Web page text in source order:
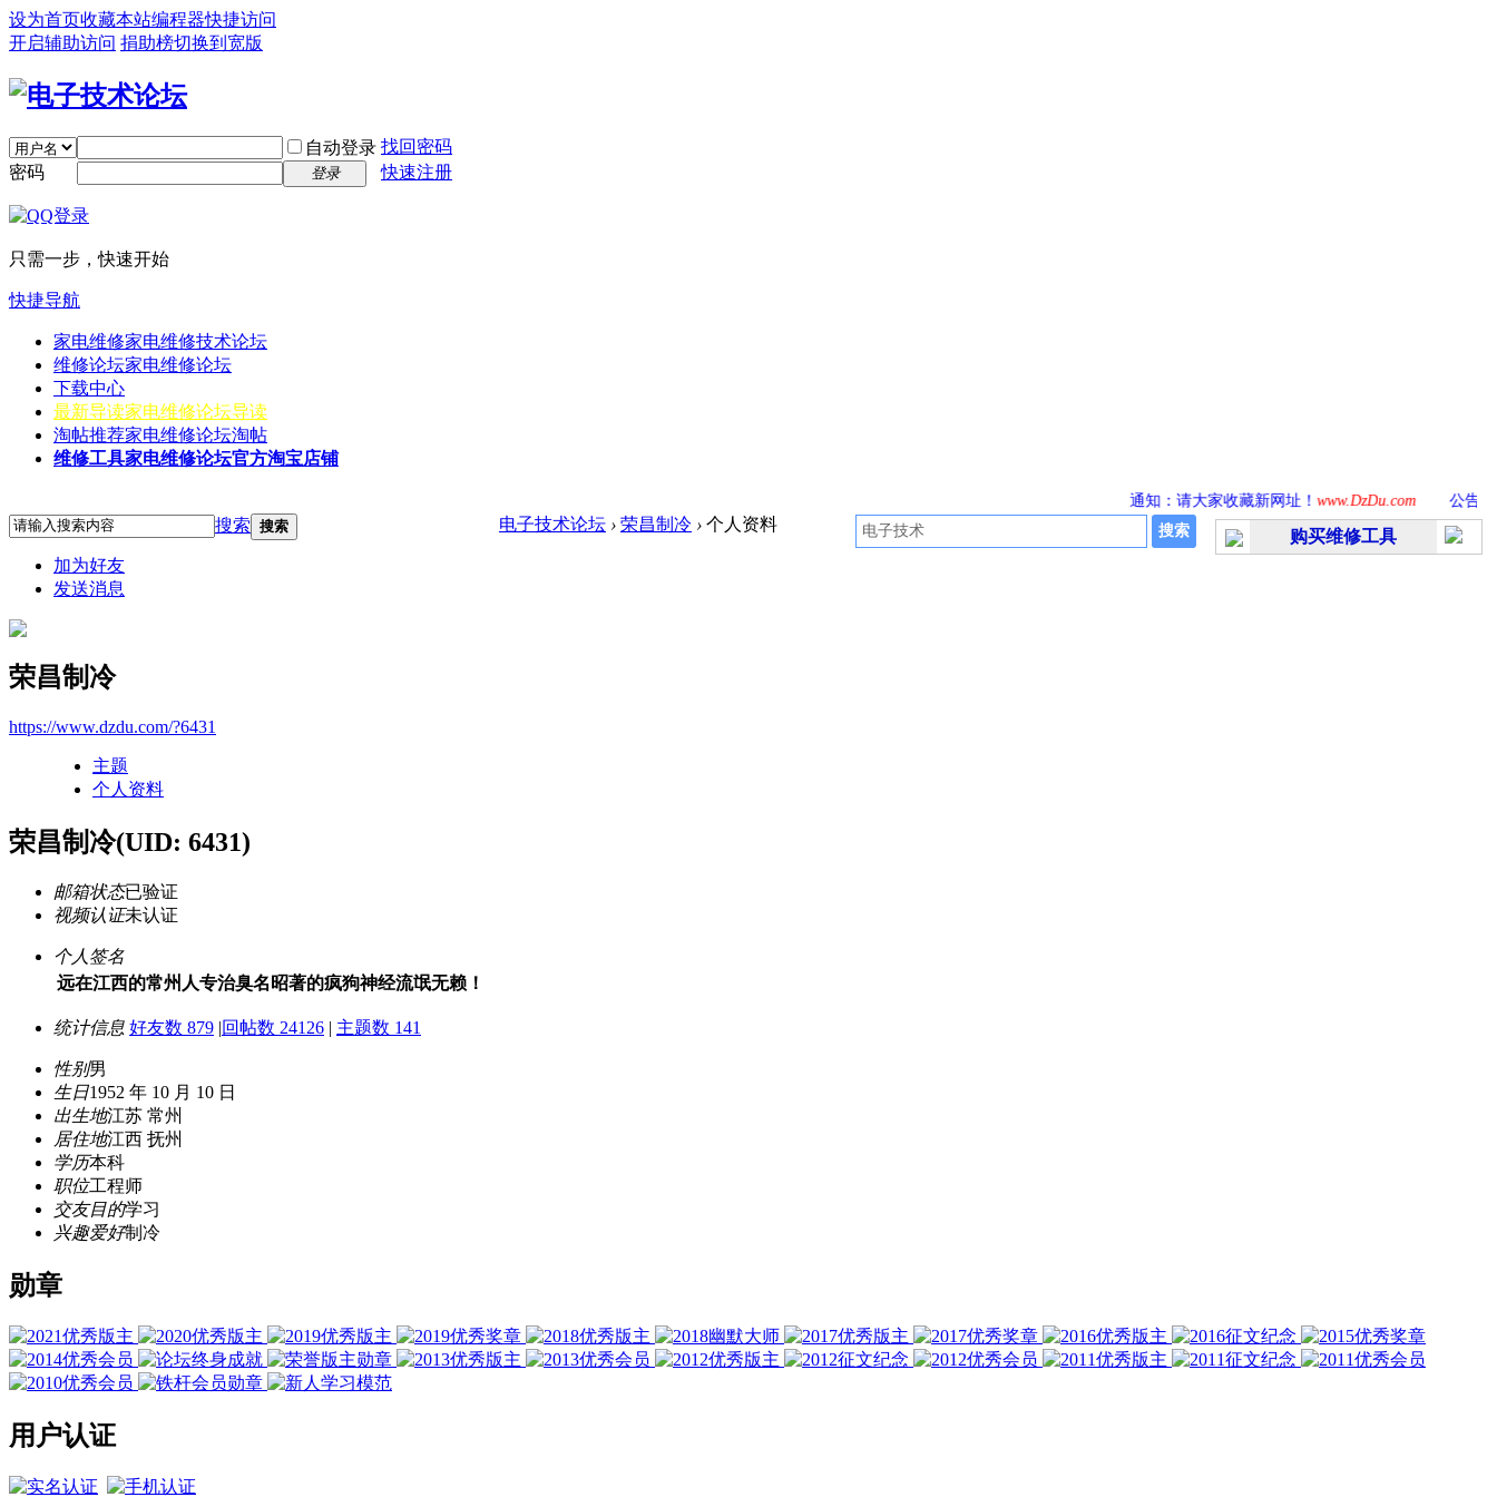
设为首页收藏本站编程器快捷访问
开启辅助访问 捐助榜切换到宽版
自动登录 找回密码
密码
登录 快速注册
只需一步，快速开始
快捷导航
家电维修家电维修技术论坛
维修论坛家电维修论坛
下载中心
最新导读家电维修论坛导读
淘帖推荐家电维修论坛淘帖
维修工具家电维修论坛官方淘宝店铺
通知：请大家收藏新网址！www.DzDu.com 公告：
搜索 搜索
购买维修工具
电子技术论坛 › 荣昌制冷 › 个人资料
加为好友
发送消息
荣昌制冷
https://www.dzdu.com/?6431
主题
个人资料
荣昌制冷(UID: 6431)
邮箱状态已验证
视频认证未认证
个人签名
远在江西的常州人专治臭名昭著的疯狗神经流氓无赖！
统计信息 好友数 879 |回帖数 24126 | 主题数 141
性别男
生日1952 年 10 月 10 日
出生地江苏 常州
居住地江西 抚州
学历本科
职位工程师
交友目的学习
兴趣爱好制冷
勋章
用户认证